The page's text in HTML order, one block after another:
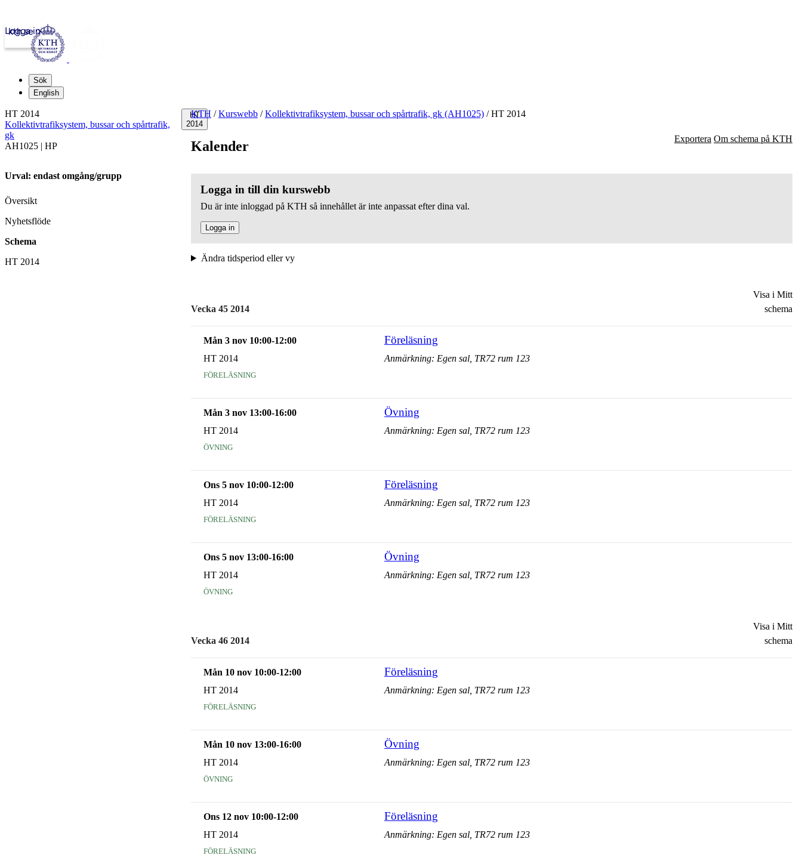
kth.se
Logga in
Sök
English
HT
2014
KTH / Kurswebb / Kollektivtrafiksystem, bussar och spårtrafik, gk (AH1025) /HT 2014
Kalender Exportera Om schema på KTH
Logga in till din kurswebb
Du är inte inloggad på KTH så innehållet är inte anpassat efter dina val.
Logga in
Ändra tidsperiod eller vy
Vecka 45 2014
Visa i Mitt
schema
Mån 3 nov 10:00-12:00 Föreläsning
HT 2014
föreläsning
Anmärkning: Egen sal, TR72 rum 123
Mån 3 nov 13:00-16:00 Övning
HT 2014
övning
Anmärkning: Egen sal, TR72 rum 123
Ons 5 nov 10:00-12:00 Föreläsning
HT 2014
föreläsning
Anmärkning: Egen sal, TR72 rum 123
Ons 5 nov 13:00-16:00 Övning
HT 2014
övning
Anmärkning: Egen sal, TR72 rum 123
Vecka 46 2014
Visa i Mitt
schema
Mån 10 nov 10:00-12:00 Föreläsning
HT 2014
föreläsning
Anmärkning: Egen sal, TR72 rum 123
Mån 10 nov 13:00-16:00 Övning
HT 2014
övning
Anmärkning: Egen sal, TR72 rum 123
Ons 12 nov 10:00-12:00 Föreläsning
HT 2014
föreläsning
Anmärkning: Egen sal, TR72 rum 123
HT 2014
Kollektivtrafiksystem, bussar och spårtrafik,
gk
AH1025 | HP
Urval: endast omgång/grupp
Översikt
Nyhetsflöde
Schema
HT 2014